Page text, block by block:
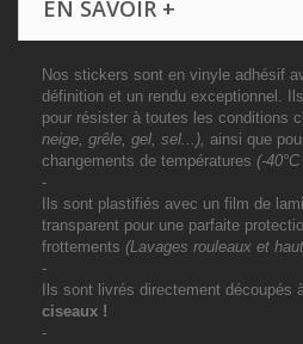
EN SAVOIR +
Nos stickers sont en vinyle adhésif
définition et un rendu exceptionnel.
pour résister à toutes les conditions
neige, grêle, gel, sel...), ainsi que
changements de températures (-
-
Ils sont plastifiés avec un film de
transparent pour une parfaite
frottements (Lavages rouleaux et
-
Ils sont livrés directement découpés
ciseaux !
-